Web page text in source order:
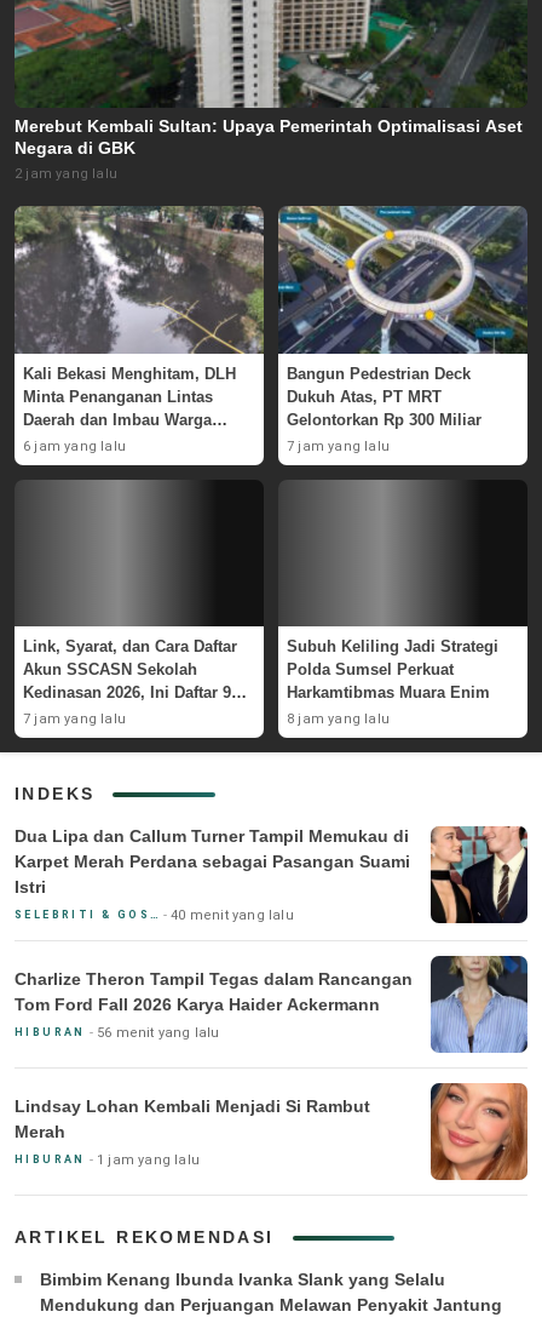
Merebut Kembali Sultan: Upaya Pemerintah Optimalisasi Aset
Negara di GBK
2 jam yang lalu
Kali Bekasi Menghitam, DLH
Minta Penanganan Lintas
Daerah dan Imbau Warga
Waspada
6 jam yang lalu
Bangun Pedestrian Deck
Dukuh Atas, PT MRT
Gelontorkan Rp 300 Miliar
7 jam yang lalu
Link, Syarat, dan Cara Daftar
Akun SSCASN Sekolah
Kedinasan 2026, Ini Daftar 9
Instansinya
7 jam yang lalu
Subuh Keliling Jadi Strategi
Polda Sumsel Perkuat
Harkamtibmas Muara Enim
8 jam yang lalu
INDEKS
Dua Lipa dan Callum Turner Tampil Memukau di
Karpet Merah Perdana sebagai Pasangan Suami
Istri
SELEBRITI & GOSIP 40 menit yang lalu
Charlize Theron Tampil Tegas dalam Rancangan
Tom Ford Fall 2026 Karya Haider Ackermann
HIBURAN 56 menit yang lalu
Lindsay Lohan Kembali Menjadi Si Rambut
Merah
HIBURAN 1 jam yang lalu
ARTIKEL REKOMENDASI
Bimbim Kenang Ibunda Ivanka Slank yang Selalu
Mendukung dan Perjuangan Melawan Penyakit Jantung